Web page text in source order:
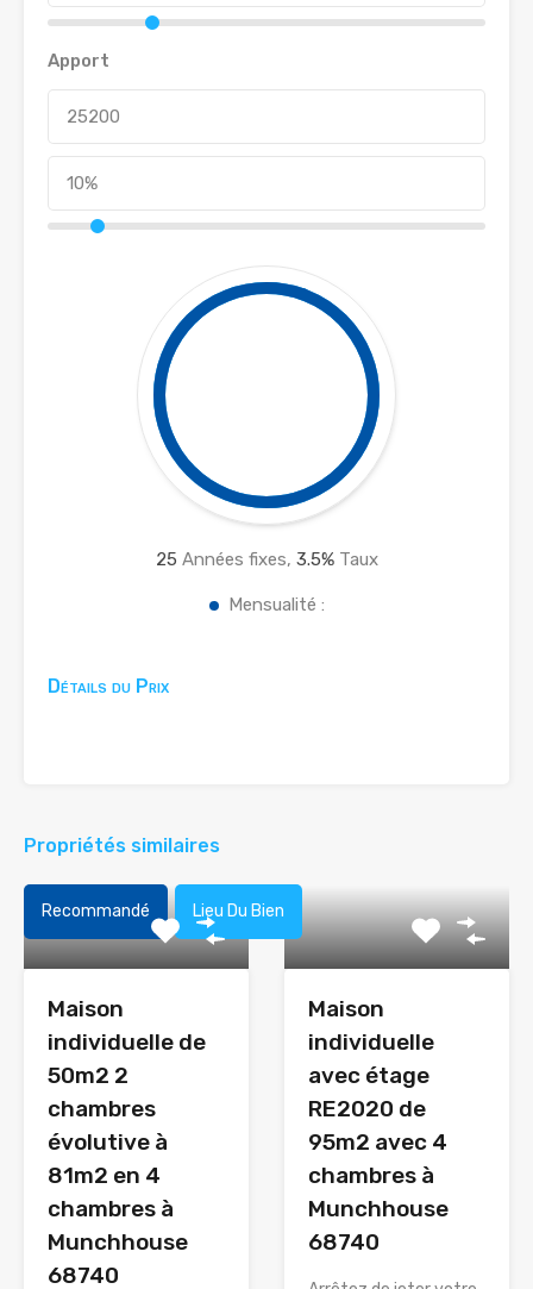
Apport
25 Années fixes, 3.5%Taux
Mensualité :
Détails du Prix
Propriétés similaires
Recommandé Lieu Du Bien
Maison
individuelle de
50m2 2
chambres
évolutive à
81m2 en 4
chambres à
Munchhouse
68740
Maison
individuelle
avec étage
RE2020 de
95m2 avec 4
chambres à
Munchhouse
68740